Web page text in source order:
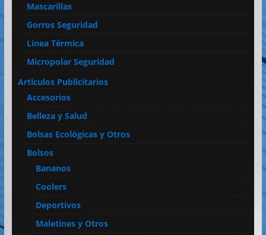
Mascarillas
Gorros Seguridad
Línea Térmica
Micropolar Seguridad
Artículos Publicitarios
Accesorios
Belleza y Salud
Bolsas Ecológicas y Otros
Bolsos
Bananos
Coolers
Deportivos
Maletines y Otros